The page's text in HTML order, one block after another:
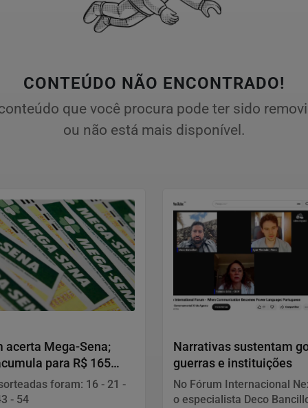
CONTEÚDO NÃO ENCONTRADO!
que você procura pode ter sido
ou não está mais disponível.
acerta Mega-Sena;
para R$ 165
foram: 16 - 21 -
- 54
Narrativas sustentam
guerras e instituições
No Fórum Internacional
o especialista Deco